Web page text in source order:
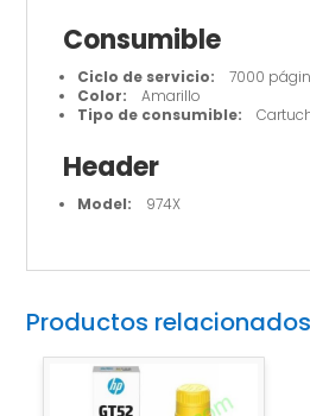
Consumible
Ciclo de servicio: 7000
Color: Amarillo
Tipo de consumible:
Header
Model: 974X
Productos relacionados